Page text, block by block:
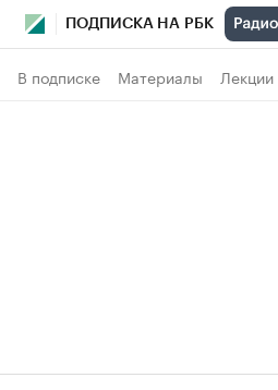
ПОДПИСКА НА РБК
В подписке Материалы Лекции